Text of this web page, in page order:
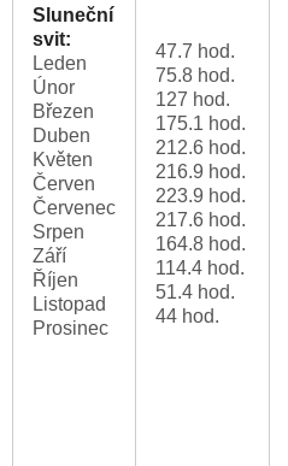
Sluneční
svit:
Leden
Únor
Březen
Duben
Květen
Červen
Červenec
Srpen
Září
Říjen
Listopad
Prosinec
47.7 hod.
75.8 hod.
127 hod.
175.1 hod.
212.6 hod.
216.9 hod.
223.9 hod.
217.6 hod.
164.8 hod.
114.4 hod.
51.4 hod.
44 hod.